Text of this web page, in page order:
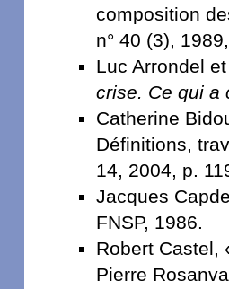
composition
n° 40 (3),
Luc Arrondel
crise. Ce qui a
Catherine
Définitions,
14, 2004, p.
Jacques
FNSP, 1986.
Robert Castel,
Pierre